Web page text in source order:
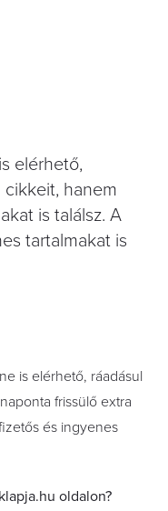
elérhető,
cikkeit, hanem
is találsz. A
tartalmakat is
is elérhető, ráadásul
frissülő extra
és ingyenes
oldalon?